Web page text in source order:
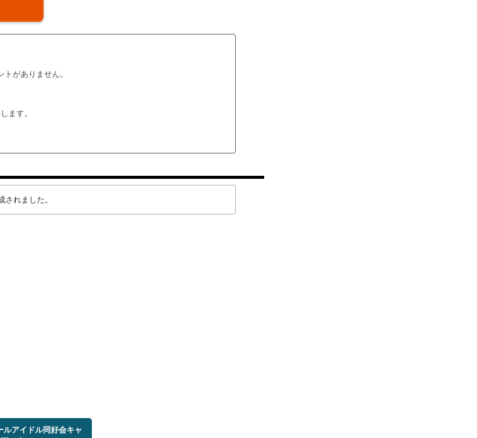
がありません。
ます。
れました。
ルアイドル同好会キャ